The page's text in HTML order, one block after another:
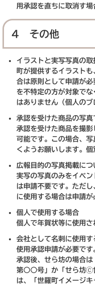
用承認を直ちに取消す場
4 その他
イラストと実写写真の取
町が提供するイラスト
合は原則として申請が
を不特定の方が対象で
はありません（個人のブ
承認を受けた商品の写
承認を受けた商品を撮
可能です。この場合、
くようお願いします。個
広報目的の写真掲載につ
実写の写真のみをイベ
は申請不要です。ただ
に使用する場合は申請が
個人で使用する場合
個人で年賀状等に使用さ
会社として名刺に使用す
使用承認申請が必要です
承認後、せら坊の場合
第○○号」か「せら坊ⓒ
は、「世羅町イメージ